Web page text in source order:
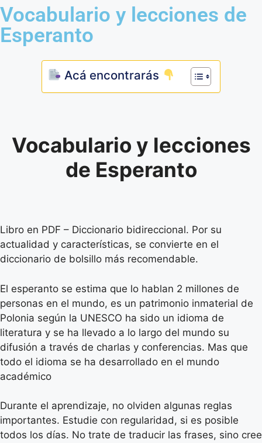
Vocabulario y lecciones de
Esperanto
Acá encontrarás
Vocabulario y lecciones
de Esperanto
Libro en PDF – Diccionario bidireccional. Por su
actualidad y características, se convierte en el
diccionario de bolsillo más recomendable.
El esperanto se estima que lo hablan 2 millones de
personas en el mundo, es un patrimonio inmaterial de
Polonia según la UNESCO ha sido un idioma de
literatura y se ha llevado a lo largo del mundo su
difusión a través de charlas y conferencias. Mas que
todo el idioma se ha desarrollado en el mundo
académico
Durante el aprendizaje, no olviden algunas reglas
importantes. Estudie con regularidad, si es posible
todos los días. No trate de traducir las frases, sino cree